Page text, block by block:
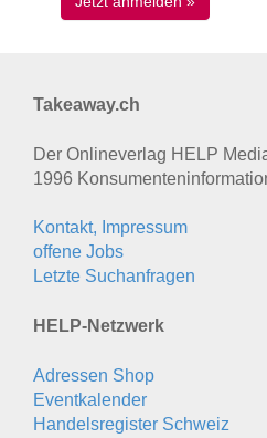
Takeaway.ch
Der Onlineverlag HELP
1996
Kontakt, Impressum
offene Jobs
Letzte Suchanfragen
HELP-Netzwerk
Adressen Shop
Eventkalender
Handelsregister Schweiz